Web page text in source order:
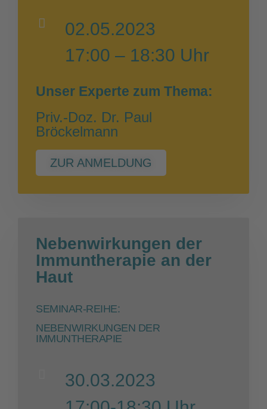
02.05.2023
17:00 – 18:30 Uhr
Unser Experte zum Thema:
Priv.-Doz. Dr. Paul
Bröckelmann
ZUR ANMELDUNG
Nebenwirkungen der
Immuntherapie an der
Haut
SEMINAR-REIHE:
NEBENWIRKUNGEN DER
IMMUNTHERAPIE
30.03.2023